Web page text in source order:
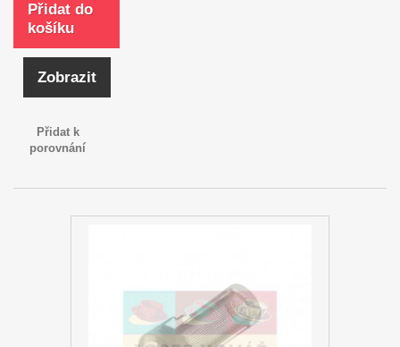
Přidat do
košíku
Zobrazit
Přidat k
porovnání